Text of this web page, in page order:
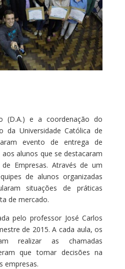
(D.A.) e a coordenação do
da Universidade Católica de
evento de entrega de
alunos que se destacaram
Empresas. Através de um
de alunos organizadas
situações de práticas
de mercado.
pelo professor José Carlos
de 2015. A cada aula, os
realizar as chamadas
que tomar decisões na
empresas.